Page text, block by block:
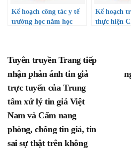
Kế hoạch công tác y tế
trường học năm học
Kế hoạch
thực hiện
về việc
khai công
văn hóa
Tuyên truyền Trang tiếp
nhận phản ánh tin giả
trực tuyến của Trung
tâm xử lý tin giả Việt
Nam và Cẩm nang
phòng, chống tin giả, tin
sai sự thật trên không